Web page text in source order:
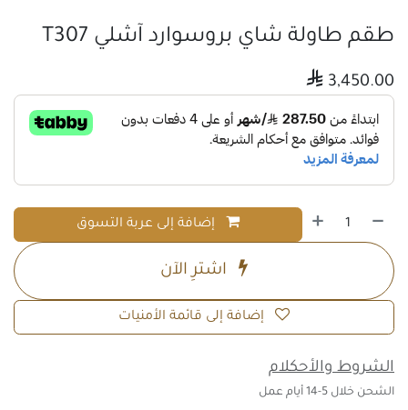
طقم طاولة شاي بروسوارد آشلي T307
3,450.00
إضافة إلى عربة التسوق
اشترِ الآن
إضافة إلى قائمة الأمنيات
الشروط والأحكلام
الشحن خلال 5-14 أيام عمل